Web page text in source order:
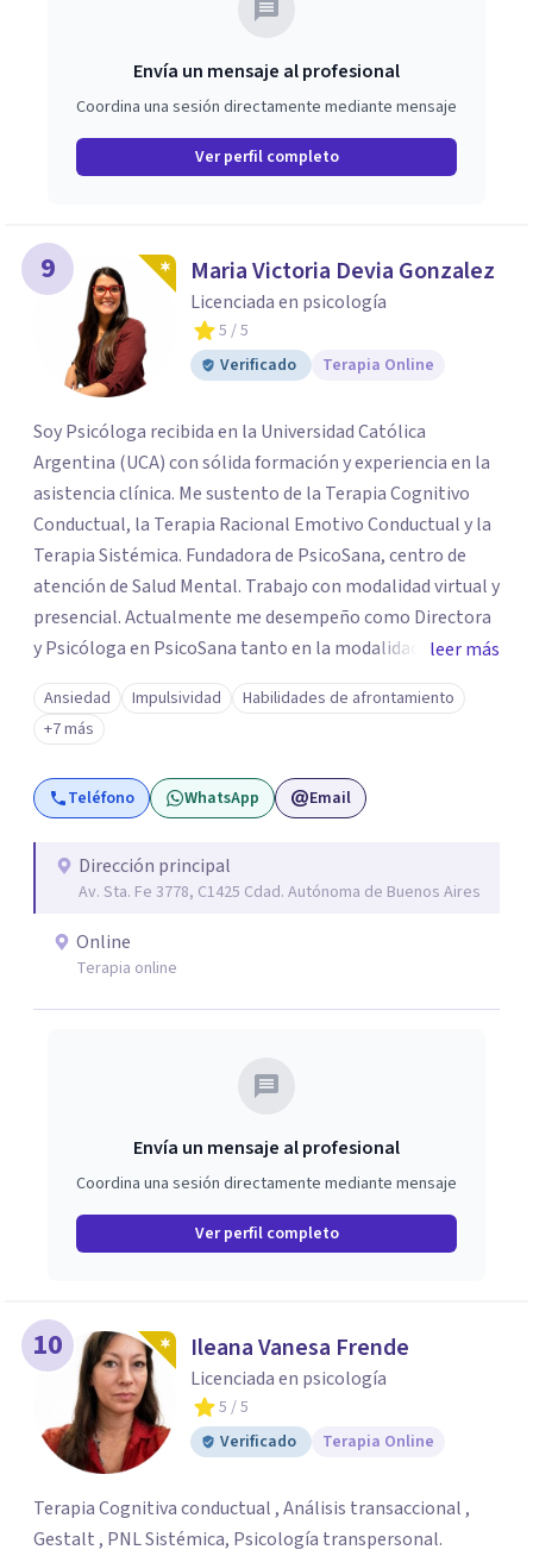
Envía un mensaje al profesional
Coordina una sesión directamente mediante mensaje
Ver perfil completo
9 Maria Victoria Devia Gonzalez
Licenciada en psicología
5 / 5
Verificado
Terapia Online
Soy Psicóloga recibida en la Universidad Católica
Argentina (UCA) con sólida formación y experiencia en la
asistencia clínica. Me sustento de la Terapia Cognitivo
Conductual, la Terapia Racional Emotivo Conductual y la
Terapia Sistémica. Fundadora de PsicoSana, centro de
atención de Salud Mental. Trabajo con modalidad virtual y
presencial. Actualmente me desempeño como Directora
y Psicóloga en PsicoSana tanto en la modalidad
presencial como la modalidad online. Busco poder
acompañarte en tu proyecto de vida, de
autoconocimiento, autoestima, bienestar y amor propio.
Mi objetivo es poder ayudarte a conocer tus emociones
desde una estabilidad emocional para lograr una
Lic. Ricardo L.M. Boucherie, quien posee una orientación
Sistémica, Cognitivo Conductual y Psicoanálisis
leer más
Ansiedad Impulsividad
Habilidades de afrontamiento
+7 más
Teléfono WhatsApp Email
Dirección principal
Av. Sta. Fe 3778, C1425 Cdad. Autónoma de Buenos Aires
Online
Terapia online
Envía un mensaje al profesional
Coordina una sesión directamente mediante mensaje
Ver perfil completo
10 Ileana Vanesa Frende
Licenciada en psicología
5 / 5
Verificado
Terapia Online
Terapia Cognitiva conductual , Análisis transaccional ,
Gestalt , PNL Sistémica, Psicología transpersonal.